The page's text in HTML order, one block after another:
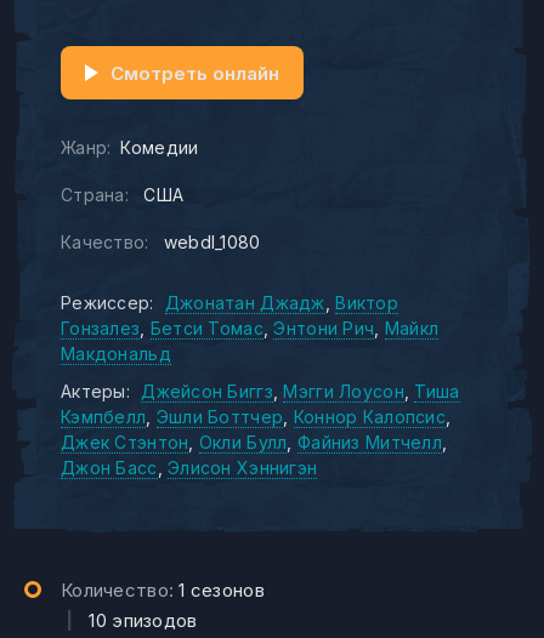
Жанр: Комедии
Страна: США
Качество: webdl_1080
Смотреть онлайн
Режиссер: Джонатан Джадж Виктор
Гонзалез Бетси Томас Энтони Рич Майкл
Макдональд
Актеры:
Джейсон Биггз Мэгги Лоусон Тиша
Кэмпбелл Эшли Боттчер Коннор Калопсис
Джек Стэнтон
Окли Булл Файниз Митчелл
Джон Басс Элисон Хэннигэн
Количество:1 сезонов
|10 эпизодов